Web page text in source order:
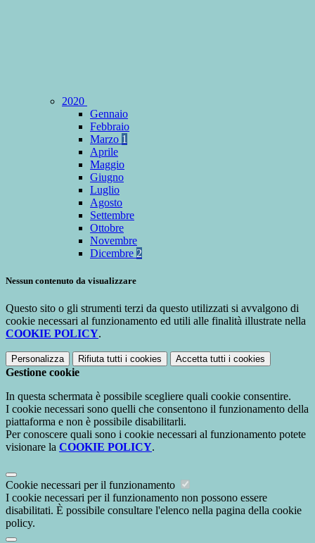
2020
Gennaio
Febbraio
Marzo 1
Aprile
Maggio
Giugno
Luglio
Agosto
Settembre
Ottobre
Novembre
Dicembre 2
Nessun contenuto da visualizzare
Questo sito o gli strumenti terzi da questo utilizzati si avvalgono di
cookie necessari al funzionamento ed utili alle finalità illustrate nella
COOKIE POLICY.
Personalizza Rifiuta tutti i cookies Accetta tutti i cookies
Gestione cookie
In questa schermata è possibile scegliere quali cookie consentire.
I cookie necessari sono quelli che consentono il funzionamento della
piattaforma e non è possibile disabilitarli.
Per conoscere quali sono i cookie necessari al funzionamento potete
visionare la COOKIE POLICY.
Cookie necessari per il funzionamento
I cookie necessari per il funzionamento non possono essere
disabilitati. È possibile consultare l'elenco nella pagina della cookie
policy.